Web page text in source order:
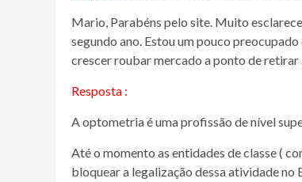
Mario, Parabéns pelo site. Muito
segundo ano. Estou um pouco
crescer roubar mercado a ponto de
Resposta :
A optometria é uma profissão de nível
Até o momento as entidades de classe (
bloquear a legalização dessa atividade